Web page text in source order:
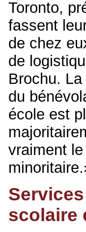
Toronto,
fassent
de chez
de
Brochu.
du
école est
vraiment
scolaire